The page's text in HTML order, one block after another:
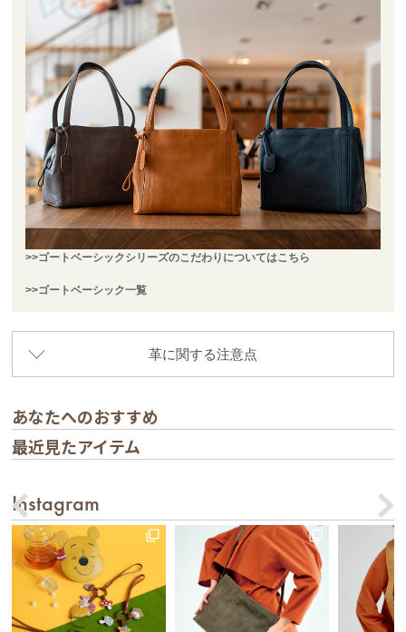
>>ゴートベーシックシリーズのこだわりについてはこちら
>>ゴートベーシック一覧
革に関する注意点
あなたへのおすすめ
最近見たアイテム
Instagram